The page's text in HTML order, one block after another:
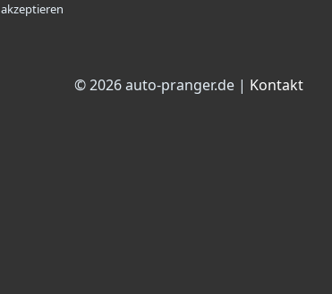
akzeptieren
© 2026 auto-pranger.de | Kontakt